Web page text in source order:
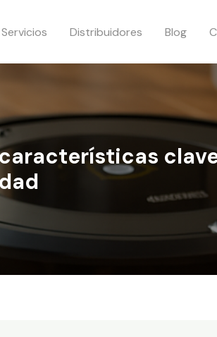
Servicios Distribuidores Blog